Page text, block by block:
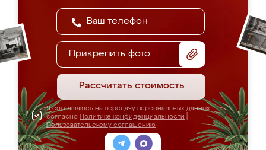
Прикрепить фото
Рассчитать стоимость
Я соглашаюсь на передачу персональных данных
согласно Политике конфиденциальности
Пользовательскому соглашению